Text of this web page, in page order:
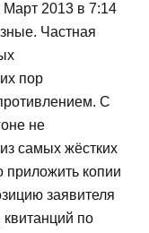
Март 2013 в 7:14
Частная
пор
С
не
самых жёстких
приложить копии
заявителя
квитанций по